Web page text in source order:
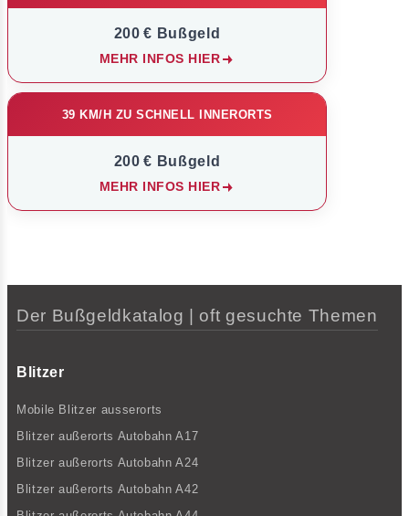
200 € Bußgeld
MEHR INFOS HIER
39 KM/H ZU SCHNELL INNERORTS
200 € Bußgeld
MEHR INFOS HIER
Der Bußgeldkatalog | oft gesuchte Themen
Blitzer
Mobile Blitzer ausserorts
Blitzer außerorts Autobahn A17
Blitzer außerorts Autobahn A24
Blitzer außerorts Autobahn A42